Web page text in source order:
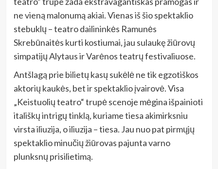
ne vieną malonumą akiai. Vienas iš šio spektaklio
stebuklų – teatro dailininkės Ramunės
Skrebūnaitės kurti kostiumai, jau sulaukę žiūrovų
simpatijų Alytaus ir Varėnos teatrų festivaliuose.
Antšlagą prie bilietų kasų sukėlė ne tik egzotiškos
aktorių kaukės, bet ir spektaklio įvairovė. Visa
„Keistuolių teatro“ trupė scenoje mėgina išpainioti
itališkų intrigų tinklą, kuriame tiesa akimirksniu
virsta iliuzija, o iliuzija – tiesa. Jau nuo pat pirmųjų
spektaklio minučių žiūrovas pajunta varno
plunksnų prisilietimą.